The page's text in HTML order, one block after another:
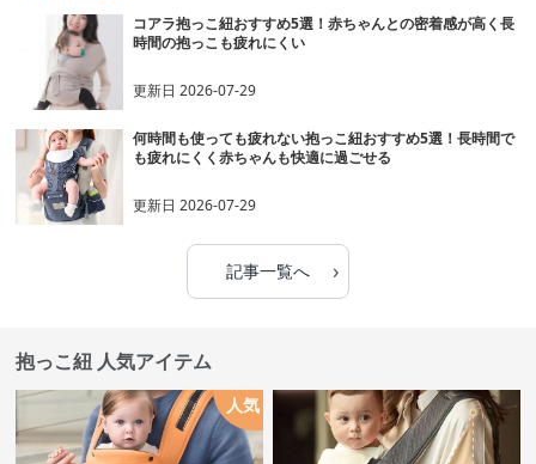
コアラ抱っこ紐おすすめ5選！赤ちゃんとの密着感が高く長
時間の抱っこも疲れにくい
更新日2026-07-29
何時間も使っても疲れない抱っこ紐おすすめ5選！長時間で
も疲れにくく赤ちゃんも快適に過ごせる
更新日2026-07-29
記事一覧へ ›
抱っこ紐 人気アイテム
人気